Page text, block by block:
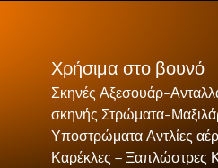
Χρήσιμα στο βουνό
Σκηνές Αξεσουάρ-
σκηνής Στρώματα-
Υποστρώματα Αντλίες
Καρέκλες – Ξαπλώστρες